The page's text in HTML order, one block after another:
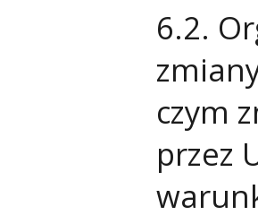
6.2.
czym
przez